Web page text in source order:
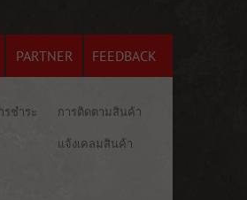
PARTNER FEEDBACK
รชำระ
การติดตามสินค้า
แจ้งเคลมสินค้า